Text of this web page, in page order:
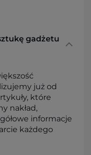
gadżetu
już od
które
nakład,
informacje
każdego